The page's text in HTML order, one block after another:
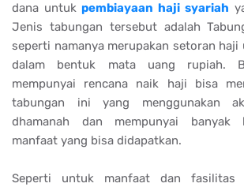
dana untukpembiayaan haji syariah
Jenis tabungan tersebut adalah
seperti namanya merupakan setoran haji
dalam bentuk mata uang rupiah.
mempunyai rencana naik haji bisa
tabungan ini yang menggunakan
dhamanah dan mempunyai banyak
manfaat yang bisa didapatkan.
Seperti untuk manfaat dan fasilitas